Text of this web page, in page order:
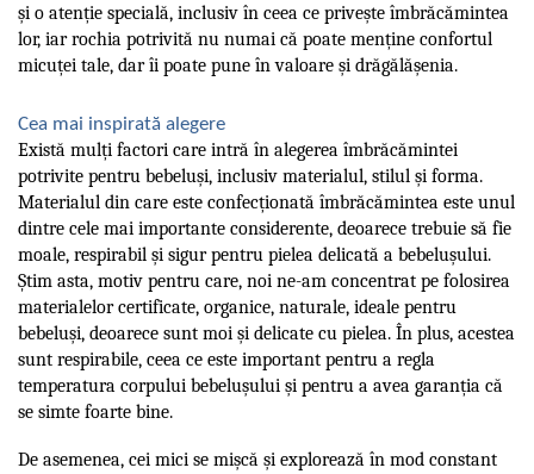
și o atenție specială, inclusiv în ceea ce privește îmbrăcămintea
lor, iar rochia potrivită nu numai că poate menține confortul
micuței tale, dar îi poate pune în valoare și drăgălășenia.
Cea mai inspirată alegere
Există mulți factori care intră în alegerea îmbrăcămintei
potrivite pentru bebeluși, inclusiv materialul, stilul și forma.
Materialul din care este confecționată îmbrăcămintea este unul
dintre cele mai importante considerente, deoarece trebuie să fie
moale, respirabil și sigur pentru pielea delicată a bebelușului.
Știm asta, motiv pentru care, noi ne-am concentrat pe folosirea
materialelor certificate, organice, naturale, ideale pentru
bebeluși, deoarece sunt moi și delicate cu pielea. În plus, acestea
sunt respirabile, ceea ce este important pentru a regla
temperatura corpului bebelușului și pentru a avea garanția că
se simte foarte bine.
De asemenea, cei mici se mișcă și explorează în mod constant